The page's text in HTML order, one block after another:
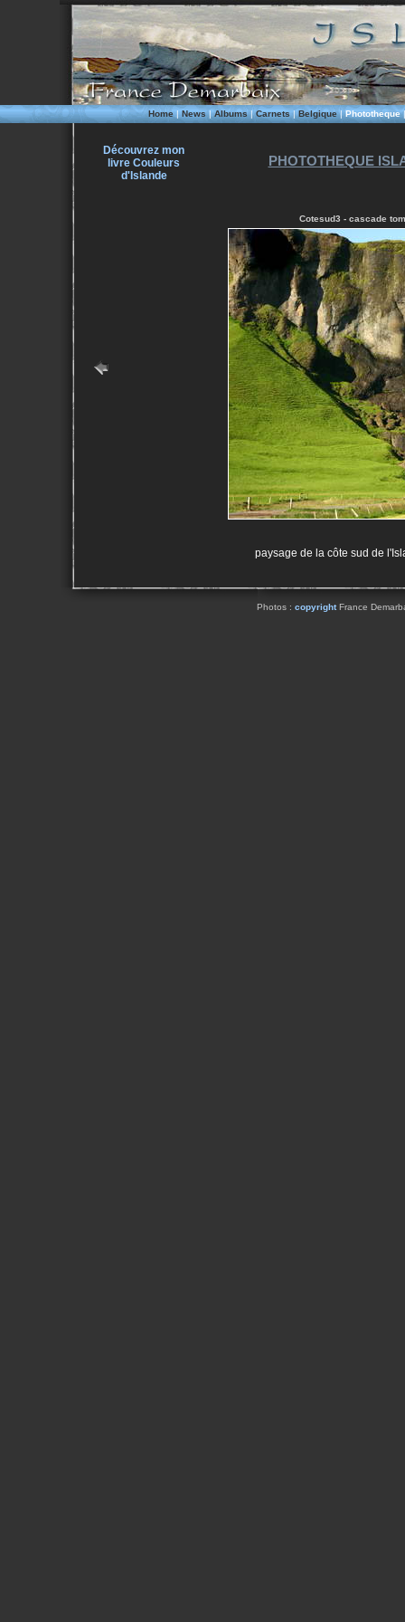
Home|News|Albums|Carnets|Belgique|Phototheque
Découvrez mon
livre Couleurs
d'Islande
PHOTOTHEQUE
Cotesud3 - cascade
paysage de la côte sud de
Photos : copyrightFrance